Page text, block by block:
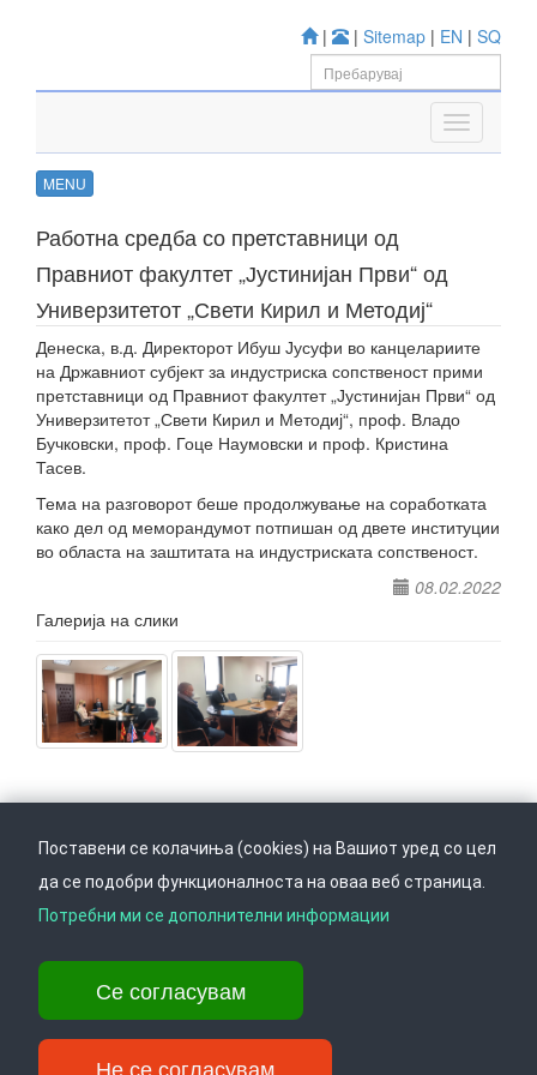
| | Sitemap | EN | SQ
MENU
Работна средба со претставници од
Правниот факултет „Јустинијан Први“ од
Универзитетот „Свети Кирил и Методиј“
Денеска, в.д. Директорот Ибуш Јусуфи во канцелариите
на Државниот субјект за индустриска сопственост прими
претставници од Правниот факултет „Јустинијан Први“ од
Универзитетот „Свети Кирил и Методиј“, проф. Владо
Бучковски, проф. Гоце Наумовски и проф. Кристина
Тасев.
Тема на разговорот беше продолжување на соработката
како дел од меморандумот потпишан од двете институции
во областа на заштитата на индустриската сопственост.
08.02.2022
Галерија на слики
Врати се горе
Ул. Даме Груев 14, Катна гаража Беко на 1-виот кат, 1000 Скопје,
Тел: +389 2 3103 601 (641), Факс: +389 2 3137 149 |
info@ippo.gov.mk
Поставени се колачиња (cookies) на Вашиот уред со цел
да се подобри функционалноста на оваа веб страница.
Потребни ми се дополнителни информации
Се согласувам
Не се согласувам